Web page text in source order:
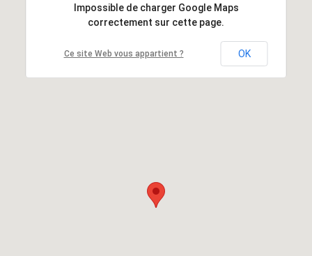
Impossible de charger Google Maps
correctement sur cette page.
Ce site Web vous appartient ? OK
Impossible de charger Google Maps
correctement sur cette page.
Ce site Web vous appartient ? OK